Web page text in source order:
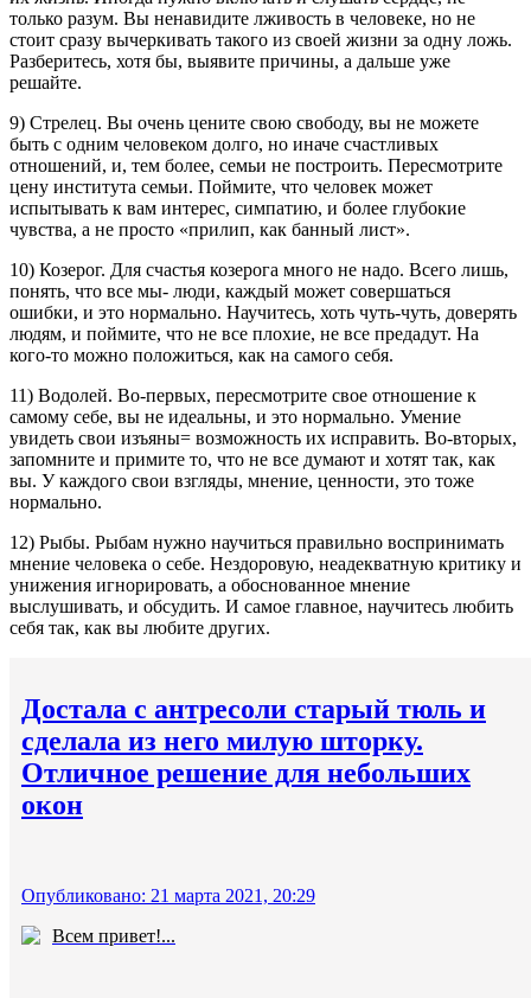
только разум. Вы ненавидите лживость в человеке, но не
стоит сразу вычеркивать такого из своей жизни за одну ложь.
Разберитесь, хотя бы, выявите причины, а дальше уже
решайте.
9) Стрелец. Вы очень цените свою свободу, вы не можете
быть с одним человеком долго, но иначе счастливых
отношений, и, тем более, семьи не построить. Пересмотрите
цену института семьи. Поймите, что человек может
испытывать к вам интерес, симпатию, и более глубокие
чувства, а не просто «прилип, как банный лист».
10) Козерог. Для счастья козерога много не надо. Всего лишь,
понять, что все мы- люди, каждый может совершаться
ошибки, и это нормально. Научитесь, хоть чуть-чуть, доверять
людям, и поймите, что не все плохие, не все предадут. На
кого-то можно положиться, как на самого себя.
11) Водолей. Во-первых, пересмотрите свое отношение к
самому себе, вы не идеальны, и это нормально. Умение
увидеть свои изъяны= возможность их исправить. Во-вторых,
запомните и примите то, что не все думают и хотят так, как
вы. У каждого свои взгляды, мнение, ценности, это тоже
нормально.
12) Рыбы. Рыбам нужно научиться правильно воспринимать
мнение человека о себе. Нездоровую, неадекватную критику и
унижения игнорировать, а обоснованное мнение
выслушивать, и обсудить. И самое главное, научитесь любить
себя так, как вы любите других.
Достала с антресоли старый тюль и
сделала из него милую шторку.
Отличное решение для небольших
окон
Опубликовано: 21 марта 2021, 20:29
Всем привет!...